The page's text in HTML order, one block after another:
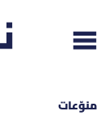
منوّعات